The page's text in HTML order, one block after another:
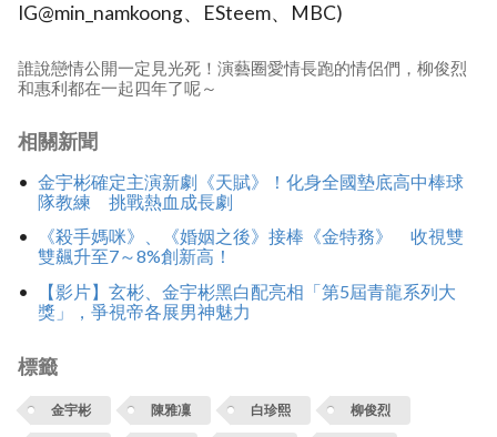
IG@min_namkoong、ESteem、MBC)
誰說戀情公開一定見光死！演藝圈愛情長跑的情侶們，柳俊烈
和惠利都在一起四年了呢～
相關新聞
金宇彬確定主演新劇《天賦》！化身全國墊底高中棒球
隊教練 挑戰熱血成長劇
《殺手媽咪》、《婚姻之後》接棒《金特務》 收視雙
雙飆升至7～8%創新高！
【影片】玄彬、金宇彬黑白配亮相「第5屆青龍系列大
獎」，爭視帝各展男神魅力
標籤
金宇彬 陳雅凜 白珍熙 柳俊烈